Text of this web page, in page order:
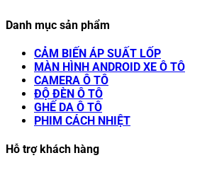
Danh mục sản phẩm
CẢM BIẾN ÁP SUẤT LỐP
MÀN HÌNH ANDROID XE Ô TÔ
CAMERA Ô TÔ
ĐỘ ĐÈN Ô TÔ
GHẾ DA Ô TÔ
PHIM CÁCH NHIỆT
Hỗ trợ khách hàng